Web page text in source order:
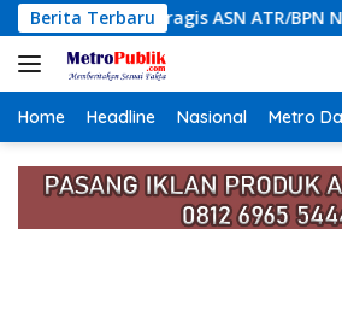
Langsung
ke
konten
Berita Terbaru
Tragis ASN ATR/BPN Nias Tewas
Home Headline Nasional Metro